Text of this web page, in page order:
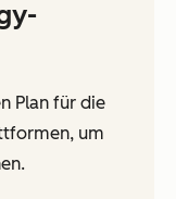
Plan für die
um